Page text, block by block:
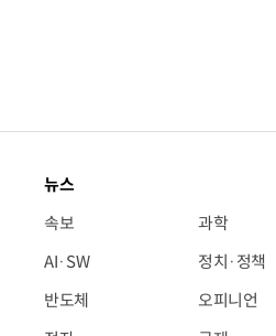
뉴스
속보
AI·SW
반도체
과학
정치·정책
오피니언